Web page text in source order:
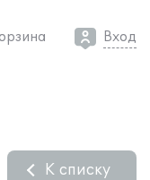
Вход
К списку